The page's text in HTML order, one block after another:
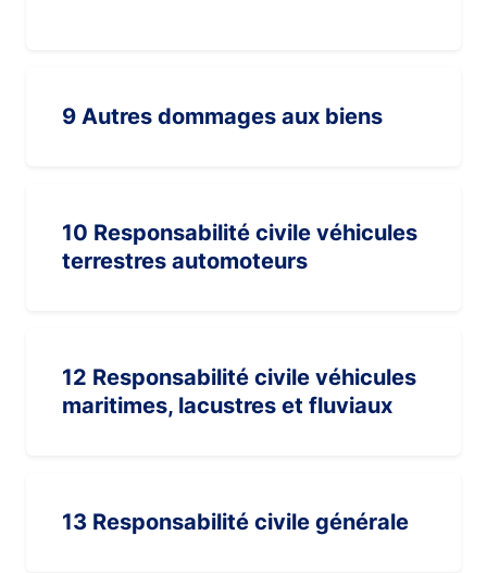
9 Autres dommages aux biens
10 Responsabilité civile véhicules
terrestres automoteurs
12 Responsabilité civile véhicules
maritimes, lacustres et fluviaux
13 Responsabilité civile générale